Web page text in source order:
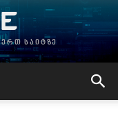
საიტზე